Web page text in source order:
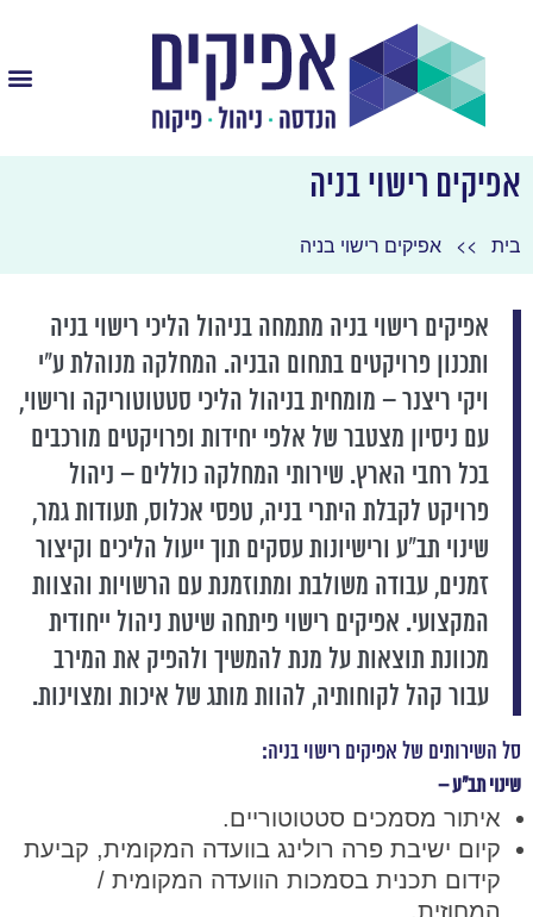
אפיקים רישוי בניה
בית >> אפיקים רישוי בניה
אפיקים רישוי בניה מתמחה בניהול הליכי רישוי בניה
ותכנון פרויקטים בתחום הבניה. המחלקה מנוהלת ע"י
ויקי ריצנר – מומחית בניהול הליכי סטטוטוריקה ורישוי,
עם ניסיון מצטבר של אלפי יחידות ופרויקטים מורכבים
בכל רחבי הארץ. שירותי המחלקה כוללים – ניהול
פרויקט לקבלת היתרי בניה, טפסי אכלוס, תעודות גמר,
שינוי תב"ע ורישיונות עסקים תוך ייעול הליכים וקיצור
זמנים, עבודה משולבת ומתוזמנת עם הרשויות והצוות
המקצועי. אפיקים רישוי פיתחה שיטת ניהול ייחודית
מכוונת תוצאות על מנת להמשיך ולהפיק את המירב
עבור קהל לקוחותיה, להוות מותג של איכות ומצוינות.
סל השירותים של אפיקים רישוי בניה:
שינוי תב"ע –
איתור מסמכים סטטוטוריים.
קיום ישיבת פרה רולינג בוועדה המקומית, קביעת
קידום תכנית בסמכות הוועדה המקומית /
המחוזית.